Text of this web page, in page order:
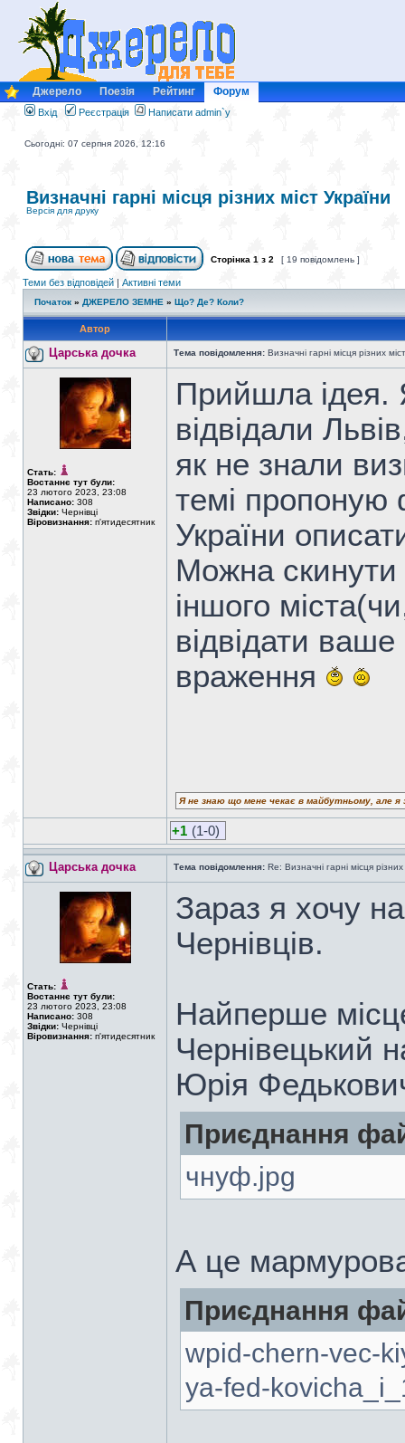
Джерело Поезія Рейтинг Форум
Вхід Реєстрація Написати admin`у
Сьогодні: 07 серпня 2026, 12:16
Визначні гарні місця різних міст України
Версія для друку
Сторінка 1 з 2 [ 19 повідомлень ]
Теми без відповідей | Активні теми
Початок » ДЖЕРЕЛО ЗЕМНЕ » Що? Де? Коли?
Автор
Царська дочка Тема повідомлення: Визначні гарні місця різних
Стать:
Востаннє тут були:
23 лютого 2023, 23:08
Написано: 308
Звідки: Чернівці
Віровизнання: п'ятидесятник
Прийшла
відвідали
як не знали
темі пропоную
України
Можна
іншого
відвідати
враження
Я не знаю що мене чекає в майбутньому, але
+1 (1-0)
Царська дочка Тема повідомлення: Re: Визначні гарні місця
Стать:
Востаннє тут були:
23 лютого 2023, 23:08
Написано: 308
Звідки: Чернівці
Віровизнання: п'ятидесятник
Зараз я хочу
Чернівців.
Найперше
Чернівецький
Юрія
Приєднання
чнуф.jpg
А це мармурова
Приєднання
wpid-chern-vec-
ya-fed-